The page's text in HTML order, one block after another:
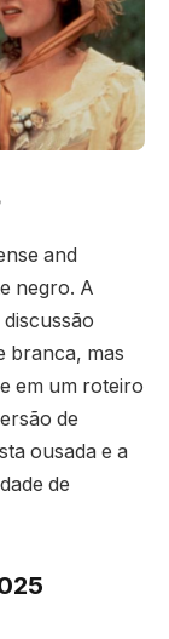
and
negro. A
branca, mas
em um roteiro
de
ousada e a
de